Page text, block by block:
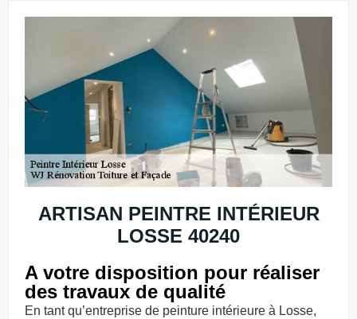
ARTISAN PEINTRE INTÉRIEUR
LOSSE 40240
A votre disposition pour réaliser
des travaux de qualité
En tant qu’entreprise de peinture intérieure à Losse,